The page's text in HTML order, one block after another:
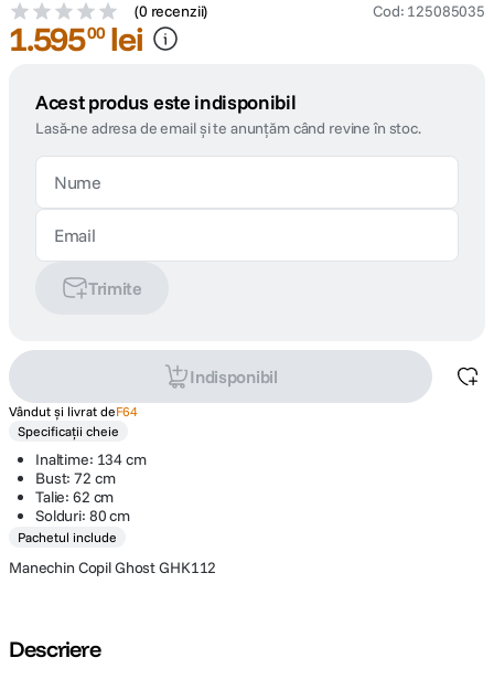
(0 recenzii) Cod: 125085035
1.59500 lei
Acest produs este indisponibil
Lasă-ne adresa de email și te anunțăm când revine în stoc.
Trimite
Indisponibil
Vândut și livrat deF64
Specificații cheie
Inaltime: 134 cm
Bust: 72 cm
Talie: 62 cm
Solduri: 80 cm
Pachetul include
Manechin Copil Ghost GHK112
Descriere